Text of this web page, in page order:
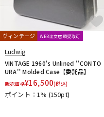
ヴィンテージ WEB注文店頭受取可
Ludwig
VINTAGE 1960's Unlined ''CONTO
URA'' Molded Case【委託品】
販売価格¥16,500(税込)
ポイント：1% (150pt)